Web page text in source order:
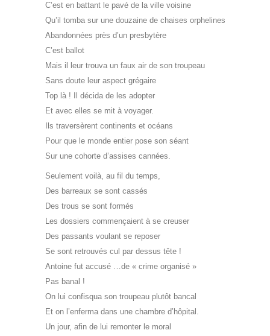
C’est en battant le pavé de la ville voisine
Qu’il tomba sur une douzaine de chaises orphelines
Abandonnées près d’un presbytère
C’est ballot
Mais il leur trouva un faux air de son troupeau
Sans doute leur aspect grégaire
Top là ! Il décida de les adopter
Et avec elles se mit à voyager.
Ils traversèrent continents et océans
Pour que le monde entier pose son séant
Sur une cohorte d’assises cannées.
Seulement voilà, au fil du temps,
Des barreaux se sont cassés
Des trous se sont formés
Les dossiers commençaient à se creuser
Des passants voulant se reposer
Se sont retrouvés cul par dessus tête !
Antoine fut accusé …de « crime organisé »
Pas banal !
On lui confisqua son troupeau plutôt bancal
Et on l’enferma dans une chambre d’hôpital.
Un jour, afin de lui remonter le moral